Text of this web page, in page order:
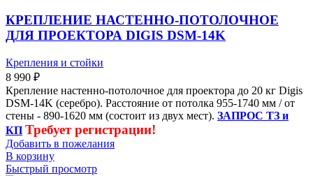
КРЕПЛЕНИЕ НАСТЕННО-ПОТОЛОЧНОЕ
ДЛЯ ПРОЕКТОРА DIGIS DSM-14K
Крепления и стойки
8 990 ₽
Крепление настенно-потолочное для проектора до 20 кг Digis
DSM-14K (серебро). Расстояние от потолка 955-1740 мм / от
стены - 890-1620 мм (состоит из двух мест). ЗАПРОС ТЗ и
КП Требует регистрации!
Добавить в пожелания
В корзину
Быстрый просмотр